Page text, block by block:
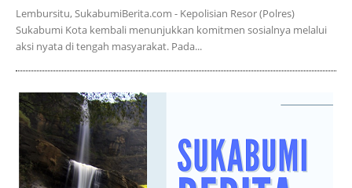
Lembursitu, SukabumiBerita.com - Kepolisian Resor (Polres)
Sukabumi Kota kembali menunjukkan komitmen sosialnya melalui
aksi nyata di tengah masyarakat. Pada...